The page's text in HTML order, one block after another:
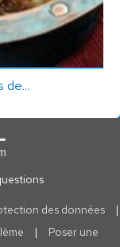
de...
des données
|
|
Poser une